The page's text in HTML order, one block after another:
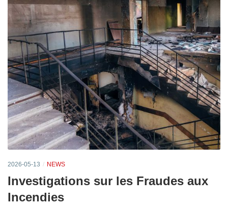
2026-05-13 NEWS
Investigations sur les Fraudes aux
Incendies